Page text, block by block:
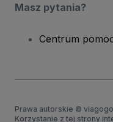
Masz pytania?
Centrum
Prawa autorskie ©
Korzystanie z tej strony